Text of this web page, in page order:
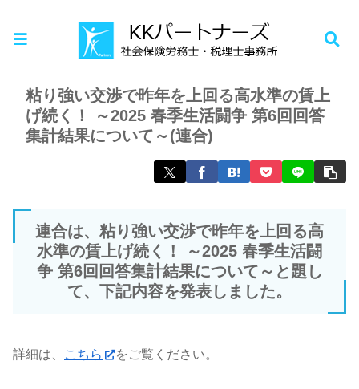
お知らせ
粘り強い交渉で昨年を上回る高水準の賃上
げ続く！ ～2025 春季生活闘争 第6回回答
集計結果について～(連合)
連合は、粘り強い交渉で昨年を上回る高
水準の賃上げ続く！ ～2025 春季生活闘
争 第6回回答集計結果について～と題し
て、下記内容を発表しました。
詳細は、 こちら をご覧ください。